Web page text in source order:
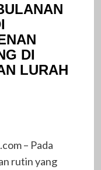
DI
LURAH
– Pada
rutin yang